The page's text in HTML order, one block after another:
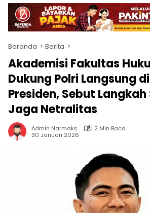
Beranda Berita
Akademisi Fakultas
Dukung Polri Langsung
Presiden, Sebut
Jaga Netralitas
Admin Narmaks
2 Min Baca
30 Januari 2026